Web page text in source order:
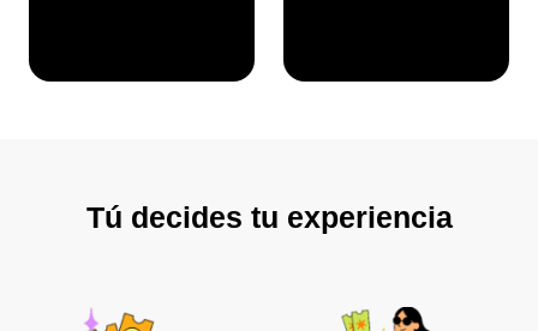
Tú decides tu experiencia